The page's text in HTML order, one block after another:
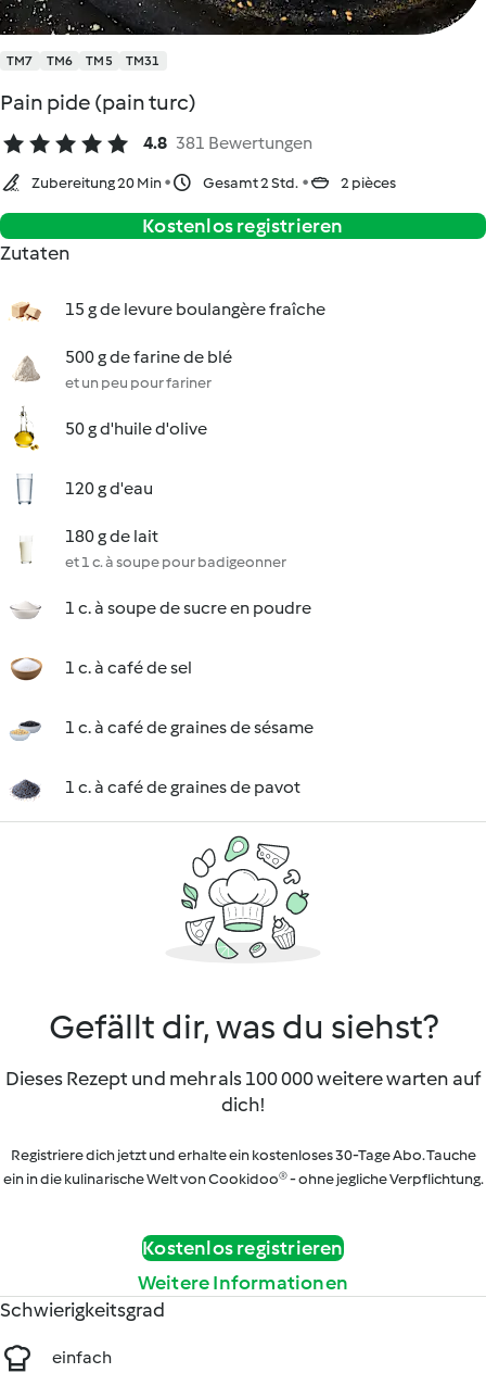
TM7 TM6 TM5 TM31
Pain pide (pain turc)
4.8 381 Bewertungen
Zubereitung 20 Min Gesamt 2 Std. 2 pièces
Kostenlos registrieren
Zutaten
15 g de levure boulangère fraîche
500 g de farine de blé
et un peu pour fariner
50 g d'huile d'olive
120 g d'eau
180 g de lait
et 1 c. à soupe pour badigeonner
1 c. à soupe de sucre en poudre
1 c. à café de sel
1 c. à café de graines de sésame
1 c. à café de graines de pavot
Gefällt dir, was du siehst?
Dieses Rezept und mehr als 100 000 weitere warten auf
dich!
Registriere dich jetzt und erhalte ein kostenloses 30-Tage Abo. Tauche
ein in die kulinarische Welt von Cookidoo® - ohne jegliche Verpflichtung.
Kostenlos registrieren
Weitere Informationen
Schwierigkeitsgrad
einfach